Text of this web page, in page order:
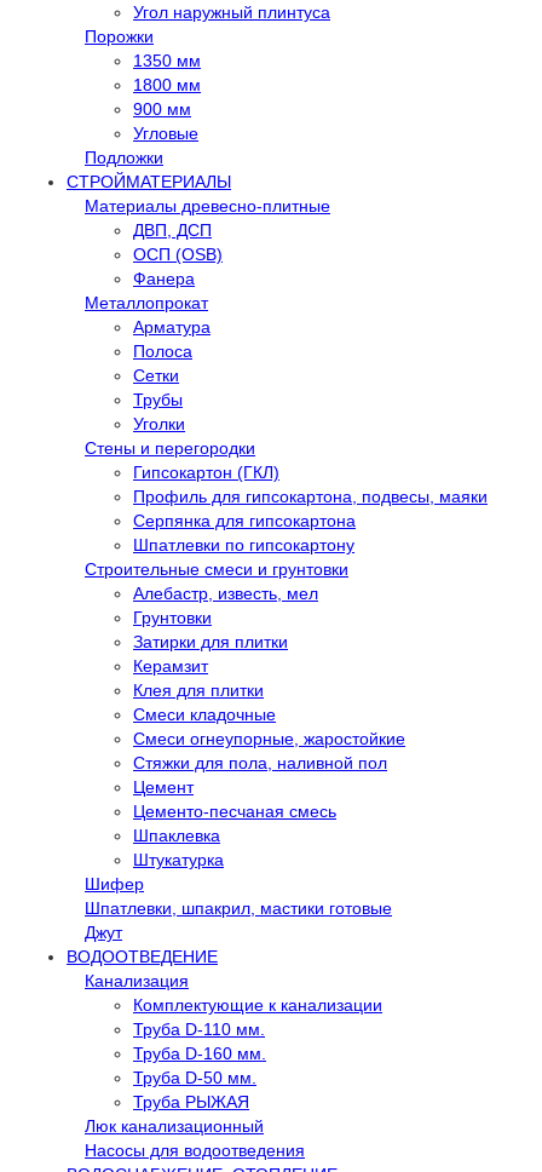
Угол наружный плинтуса
Порожки
1350 мм
1800 мм
900 мм
Угловые
Подложки
СТРОЙМАТЕРИАЛЫ
Материалы древесно-плитные
ДВП, ДСП
ОСП (OSB)
Фанера
Металлопрокат
Арматура
Полоса
Сетки
Трубы
Уголки
Стены и перегородки
Гипсокартон (ГКЛ)
Профиль для гипсокартона, подвесы, маяки
Серпянка для гипсокартона
Шпатлевки по гипсокартону
Строительные смеси и грунтовки
Алебастр, известь, мел
Грунтовки
Затирки для плитки
Керамзит
Клея для плитки
Смеси кладочные
Смеси огнеупорные, жаростойкие
Стяжки для пола, наливной пол
Цемент
Цементо-песчаная смесь
Шпаклевка
Штукатурка
Шифер
Шпатлевки, шпакрил, мастики готовые
Джут
ВОДООТВЕДЕНИЕ
Канализация
Комплектующие к канализации
Труба D-110 мм.
Труба D-160 мм.
Труба D-50 мм.
Труба РЫЖАЯ
Люк канализационный
Насосы для водоотведения